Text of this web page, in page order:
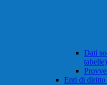
Dati
tabelle)
Enti di diritto